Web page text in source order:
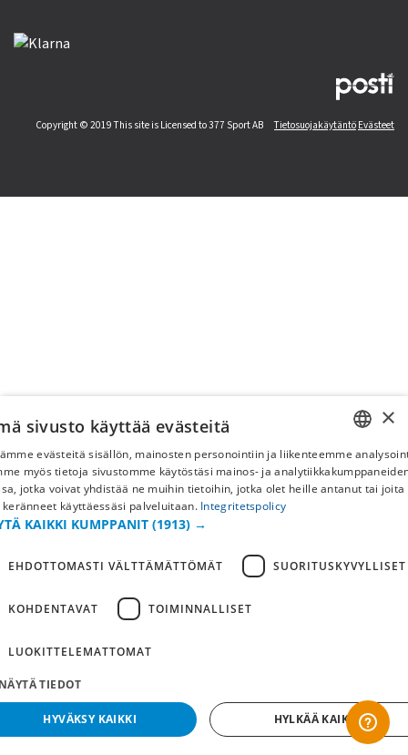
Copyright © 2019 This site is Licensed to 377 Sport AB Tietosuojakäytäntö Evästeet
FI
×
sivusto käyttää evästeitä
evästeitä sisällön, mainosten personointiin ja liikenteemme
myös tietoja sivustomme käytöstäsi mainos- ja
jotka voivat yhdistää ne muihin tietoihin, jotka olet heille antanut tai joita
keränneet käyttäessäsi palveluitaan. Integritetspolicy
KAIKKI KUMPPANIT (1913) →
EHDOTTOMASTI VÄLTTÄMÄTTÖMÄT SUORITUSKYVYLLISET
KOHDENTAVAT TOIMINNALLISET
LUOKITTELEMATTOMAT
TIEDOT
HYVÄKSY KAIKKI HYLKÄÄ KAIKKI